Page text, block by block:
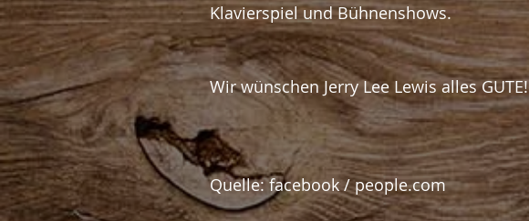
Klavierspiel und Bühnenshows.
Wir wünschen Jerry Lee Lewis alles GUTE!
Quelle: facebook / people.com